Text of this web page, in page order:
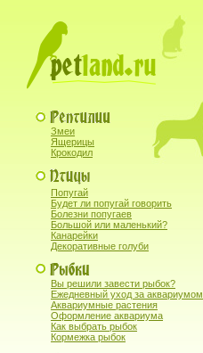
Змеи
Ящерицы
Крокодил
Попугай
Будет ли попугай говорить
Болезни попугаев
Большой или маленький?
Канарейки
Декоративные голуби
Вы решили завести рыбок?
Ежедневный уход за аквариумом
Аквариумные растения
Оформление аквариума
Как выбрать рыбок
Кормежка рыбок